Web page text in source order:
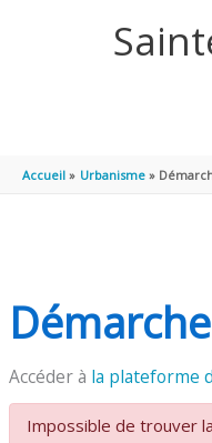
Accueil Urbanisme
Accéder à la plateforme
Impossible de trouver